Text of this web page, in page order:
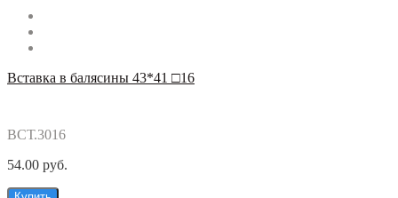
Вставка в балясины 43*41 □16
ВСТ.3016
54.00 руб.